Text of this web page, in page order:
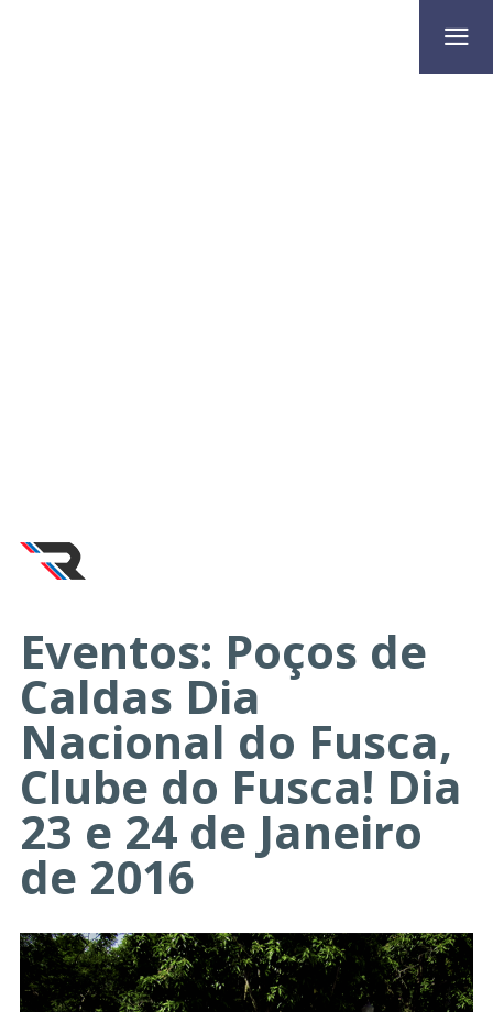
Eventos: Poços de
Caldas Dia
Nacional do Fusca,
Clube do Fusca! Dia
23 e 24 de Janeiro
de 2016